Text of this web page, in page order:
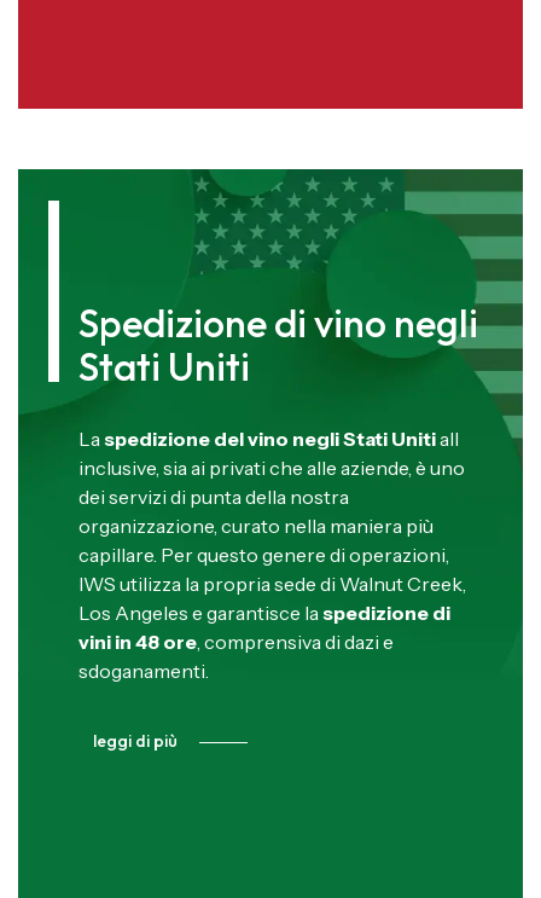
Spedizione di vino negli
Stati Uniti
Laspedizione del vino negli Stati Unitiall
inclusive, sia ai privati che alle aziende, è uno
dei servizi di punta della nostra
organizzazione, curato nella maniera più
capillare. Per questo genere di operazioni,
IWS utilizza la propria sede di Walnut Creek,
Los Angeles e garantisce laspedizione di
vini in 48 ore, comprensiva di dazi e
sdoganamenti.
leggi di più